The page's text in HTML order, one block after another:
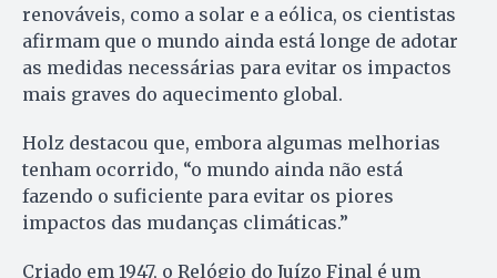
renováveis, como a solar e a eólica, os cientistas
afirmam que o mundo ainda está longe de adotar
as medidas necessárias para evitar os impactos
mais graves do aquecimento global.
Holz destacou que, embora algumas melhorias
tenham ocorrido, “o mundo ainda não está
fazendo o suficiente para evitar os piores
impactos das mudanças climáticas.”
Criado em 1947, o Relógio do Juízo Final é um